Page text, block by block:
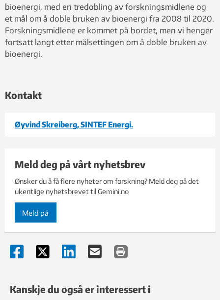
bioenergi, med en tredobling av forskningsmidlene og
et mål om å doble bruken av bioenergi fra 2008 til 2020.
Forskningsmidlene er kommet på bordet, men vi henger
fortsatt langt etter målsettingen om å doble bruken av
bioenergi.
Kontakt
Øyvind Skreiberg, SINTEF Energi.
Meld deg på vårt nyhetsbrev
Ønsker du å få flere nyheter om forskning? Meld deg på det
ukentlige nyhetsbrevet til Gemini.no
Meld på
Kanskje du også er interessert i